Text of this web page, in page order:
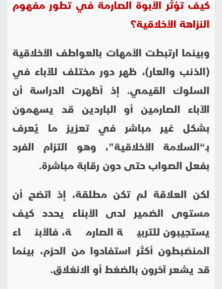
كيف تؤثر الأبوة الصارمة في تطور مفهوم
النزاهة الأخلاقية؟
وبينما ارتبطت الأمهات بالعواطف الأخلاقية
(الذنب والعار)، ظهر دور مختلف للآباء في
السلوك القيمي. إذ أظهرت الدراسة أن
الآباء الصارمين أو الباردين قد يسهمون
بشكل غير مباشر في تعزيز ما يُعرف
بـ“السلامة الأخلاقية”، وهو التزام الفرد
بفعل الصواب حتى دون رقابة مباشرة.
لكن العلاقة لم تكن مطلقة، إذ اتضح أن
مستوى الضمير لدى الأبناء يحدد كيف
يستجيبون للتربية الصارمة، فالأبناء
المنضبطون أكثر استفادوا من الحزم، بينما
قد يشعر آخرون بالضغط أو الانغلاق.